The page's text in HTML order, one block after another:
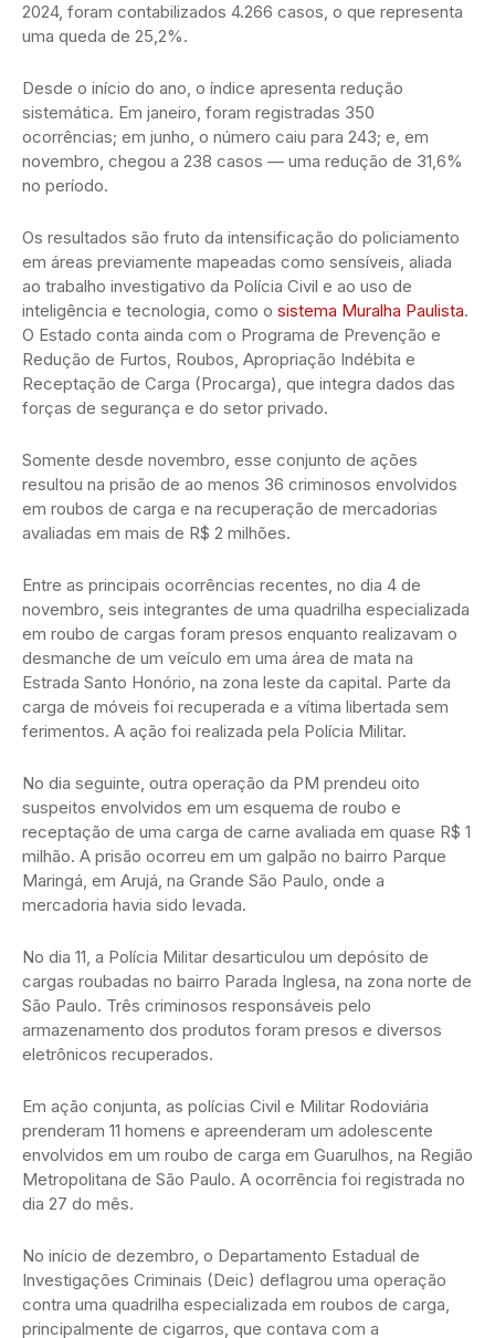
2024, foram contabilizados 4.266 casos, o que representa
uma queda de 25,2%.
Desde o início do ano, o índice apresenta redução
sistemática. Em janeiro, foram registradas 350
ocorrências; em junho, o número caiu para 243; e, em
novembro, chegou a 238 casos — uma redução de 31,6%
no período.
Os resultados são fruto da intensificação do policiamento
em áreas previamente mapeadas como sensíveis, aliada
ao trabalho investigativo da Polícia Civil e ao uso de
inteligência e tecnologia, como o sistema Muralha Paulista.
O Estado conta ainda com o Programa de Prevenção e
Redução de Furtos, Roubos, Apropriação Indébita e
Receptação de Carga (Procarga), que integra dados das
forças de segurança e do setor privado.
Somente desde novembro, esse conjunto de ações
resultou na prisão de ao menos 36 criminosos envolvidos
em roubos de carga e na recuperação de mercadorias
avaliadas em mais de R$ 2 milhões.
Entre as principais ocorrências recentes, no dia 4 de
novembro, seis integrantes de uma quadrilha especializada
em roubo de cargas foram presos enquanto realizavam o
desmanche de um veículo em uma área de mata na
Estrada Santo Honório, na zona leste da capital. Parte da
carga de móveis foi recuperada e a vítima libertada sem
ferimentos. A ação foi realizada pela Polícia Militar.
No dia seguinte, outra operação da PM prendeu oito
suspeitos envolvidos em um esquema de roubo e
receptação de uma carga de carne avaliada em quase R$ 1
milhão. A prisão ocorreu em um galpão no bairro Parque
Maringá, em Arujá, na Grande São Paulo, onde a
mercadoria havia sido levada.
No dia 11, a Polícia Militar desarticulou um depósito de
cargas roubadas no bairro Parada Inglesa, na zona norte de
São Paulo. Três criminosos responsáveis pelo
armazenamento dos produtos foram presos e diversos
eletrônicos recuperados.
Em ação conjunta, as polícias Civil e Militar Rodoviária
prenderam 11 homens e apreenderam um adolescente
envolvidos em um roubo de carga em Guarulhos, na Região
Metropolitana de São Paulo. A ocorrência foi registrada no
dia 27 do mês.
No início de dezembro, o Departamento Estadual de
Investigações Criminais (Deic) deflagrou uma operação
contra uma quadrilha especializada em roubos de carga,
principalmente de cigarros, que contava com a